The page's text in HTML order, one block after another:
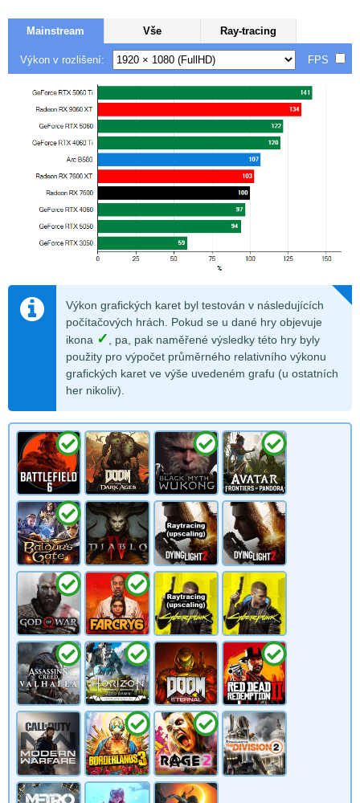
Mainstream Vše Ray-tracing
Výkon v rozlišení: FPS
Výkon grafických karet byl testován v následujících
počítačových hrách. Pokud se u dané hry objevuje
ikona ✓
, pa, pak naměřené výsledky této hry byly
použity pro výpočet průměrného relativního výkonu
grafických karet ve výše uvedeném grafu (u ostatních
her nikoliv).